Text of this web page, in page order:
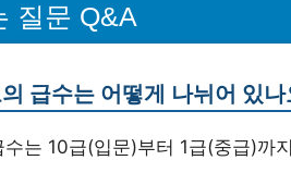
질문 Q&A
급수는 어떻게 나뉘어 있나
는 10급(입문)부터 1급(중급)까